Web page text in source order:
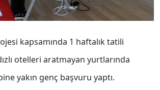
kapsamında 1 haftalık tatili
otelleri aratmayan yurtlarında
yakın genç başvuru yaptı.